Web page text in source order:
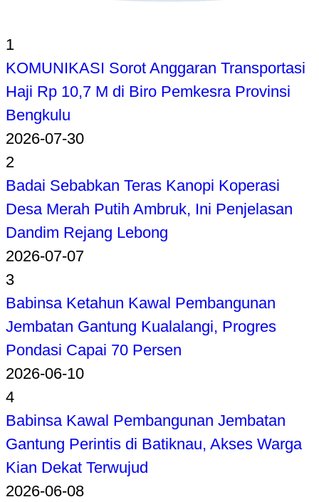
1
KOMUNIKASI Sorot Anggaran Transportasi
Haji Rp 10,7 M di Biro Pemkesra Provinsi
Bengkulu
2026-07-30
2
Badai Sebabkan Teras Kanopi Koperasi
Desa Merah Putih Ambruk, Ini Penjelasan
Dandim Rejang Lebong
2026-07-07
3
Babinsa Ketahun Kawal Pembangunan
Jembatan Gantung Kualalangi, Progres
Pondasi Capai 70 Persen
2026-06-10
4
Babinsa Kawal Pembangunan Jembatan
Gantung Perintis di Batiknau, Akses Warga
Kian Dekat Terwujud
2026-06-08